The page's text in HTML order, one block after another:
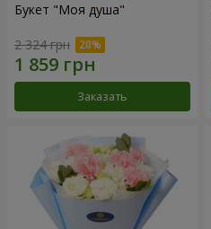
Букет "Моя душа"
2 324 грн
Заказать